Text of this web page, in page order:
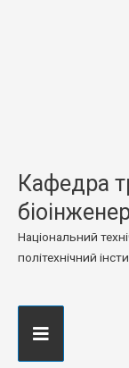
Кафедра
Національний
політехнічний